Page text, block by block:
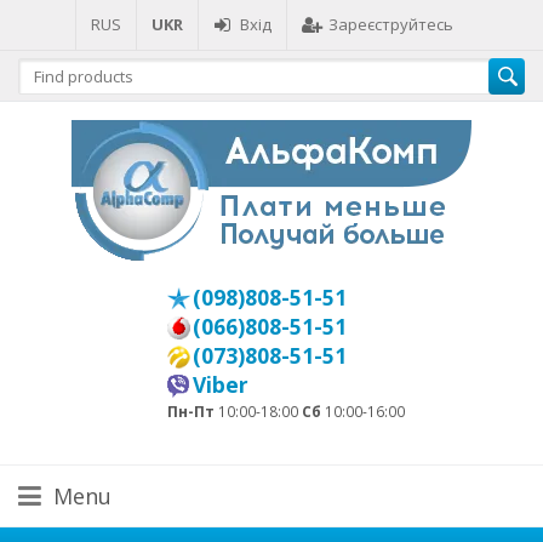
RUS UKR Вхід Зареєструйтесь
(098)808-51-51
(066)808-51-51
(073)808-51-51
Viber
Пн-Пт 10:00-18:00 Сб 10:00-16:00
Menu